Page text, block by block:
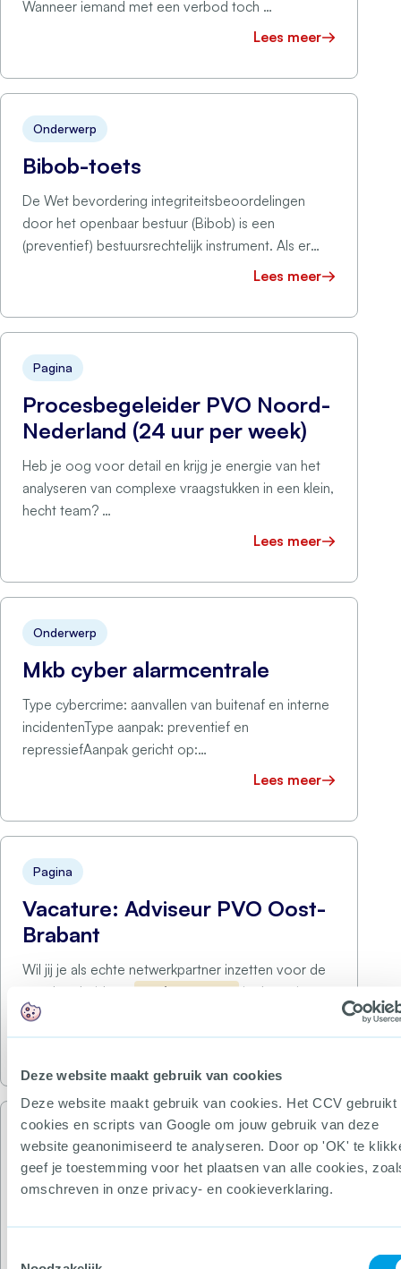
Deze website maakt gebruik van cookies
Deze website maakt gebruik van cookies. Het CCV gebruikt
cookies en scripts van Google om jouw gebruik van deze
website geanonimiseerd te analyseren. Door op 'OK' te
geef je toestemming voor het plaatsen van alle cookies,
omschreven in onze privacy- en cookieverklaring.
Wanneer iemand met een verbod toch …
Lees meer
Bibob-toets
Onderwerp
De Wet bevordering integriteitsbeoordelingen
door het openbaar bestuur (Bibob) is een
(preventief) bestuursrechtelijk instrument. Als er
Lees meer
Procesbegeleider PVO Noord-
Nederland (24 uur per week)
Pagina
Heb je oog voor detail en krijg je energie van het
analyseren van complexe vraagstukken in een klein,
hecht team? …
Lees meer
Mkb cyber alarmcentrale
Onderwerp
Type cybercrime: aanvallen van buitenaf en interne
incidentenType aanpak: preventief en
repressiefAanpak gericht op:
slachtofferInitiatiefnemer: Saxion Hogeschool
het …
Lees meer
Vacature: Adviseur PVO Oost-
Brabant
Pagina
Wil jij je als echte netwerkpartner inzetten voor de
weerbaarheid van
ondernemers
in de regio
Talkshow regio Oost-
Nederland